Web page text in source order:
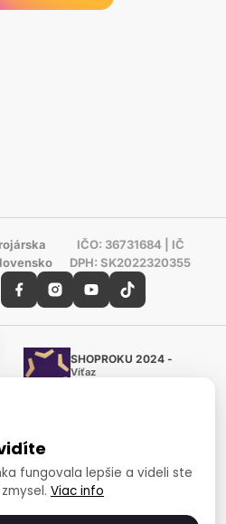
IČO: 36731684 | IČ
DPH: SK2022320355
SHOPROKU 2024 -
Víťaz
Art Awards
medzinárodnej
sociálny fond
a sociálna
fungovala lepšie a videli ste
Viac info